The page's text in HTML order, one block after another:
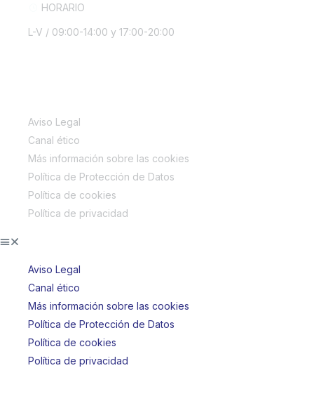
HORARIO
L-V / 09:00-14:00 y 17:00-20:00
Aviso Legal
Canal ético
Más información sobre las cookies
Política de Protección de Datos
Política de cookies
Política de privacidad
Aviso Legal
Canal ético
Más información sobre las cookies
Política de Protección de Datos
Política de cookies
Política de privacidad